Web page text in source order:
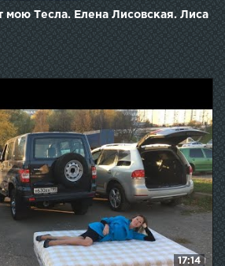
мою Тесла. Елена Лисовская. Лиса
17:14